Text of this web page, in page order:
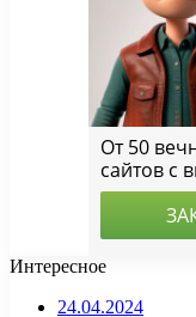
Интересное
24.04.2024